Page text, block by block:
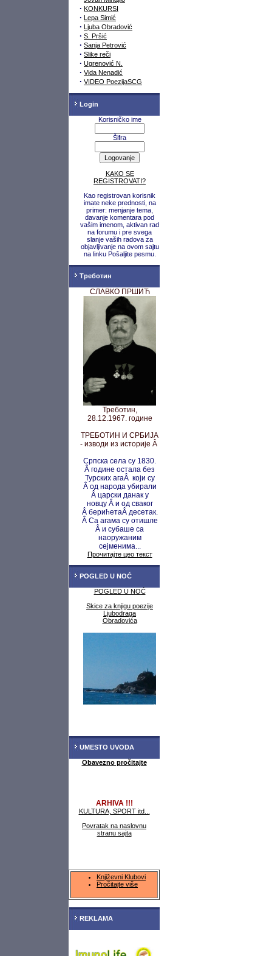
· KONKURSI
· Lepa Simić
· Ljuba Obradović
· S. Pršić
· Sanja Petrović
· Slike reči
· Ugrenović N.
· Vida Nenadić
· VIDEO PoezijaSCG
Login
Korisničko ime
Šifra
KAKO SE
REGISTROVATI?
Kao registrovan korisnik
imate neke prednosti, na
primer: menjanje tema,
davanje komentara pod
vašim imenom, aktivan rad
na forumu i pre svega
slanje vaših radova za
objavljivanje na ovom sajtu
na linku Pošaljite pesmu.
Треботин
СЛАВКО ПРШИЋ
Треботин,
28.12.1967. године
ТРЕБОТИН И СРБИЈА
- изводи из историје Â
Српска села су 1830.
Â године остала без
Турских агаÂ који су
Â од народа убирали
Â царски данак у
новцу Â и од сваког
Â берићетаÂ десетак.
Â Са агама су отишле
Â и субаше са
наоружаним
сејменима...
Прочитајте цео текст
POGLED U NOĆ
POGLED U NOĆ
Skice za knjigu poezije
Ljubodraga
Obradovića
UMESTO UVODA
Obavezno pročitajte
ARHIVA !!!
KULTURA, SPORT itd...
Povratak na naslovnu
stranu sajta
Književni Klubovi
Pročitajte više
REKLAMA